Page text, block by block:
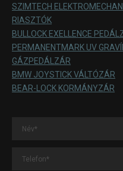
SZIMTECH
RIASZTÓK
BULLOCK EXELLENCE
PERMANENTMARK UV
GÁZPEDÁLZÁR
BMW JOYSTICK VÁLTÓZÁR
BEAR-LOCK KORMÁNYZÁR